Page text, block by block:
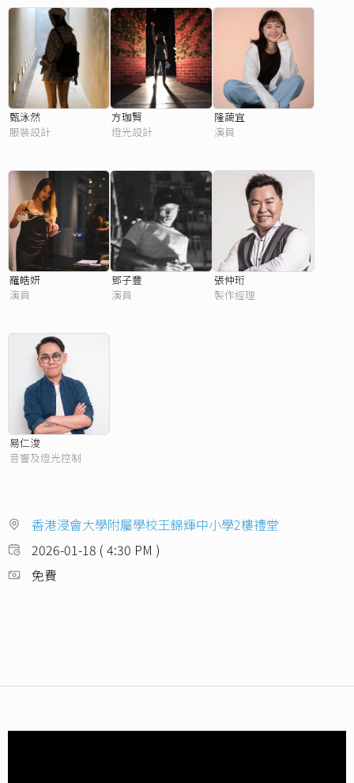
甄泳然
服裝設計
方珈賢
燈光設計
隆藹宜
演員
羅皓妍
演員
鄧子豐
演員
張仲珩
製作經理
易仁浚
音響及燈光控制
香港浸會大學附屬學校王錦輝中小學2樓禮堂
2026-01-18 ( 4:30 PM )
免費